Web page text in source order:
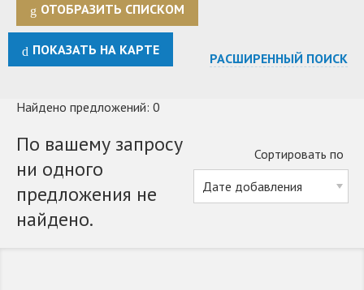
ОТОБРАЗИТЬ СПИСКОМ
ПОКАЗАТЬ НА КАРТЕ
РАСШИРЕННЫЙ ПОИСК
Найдено предложений: 0
Сортировать по
По вашему запросу
ни одного
предложения не
найдено.